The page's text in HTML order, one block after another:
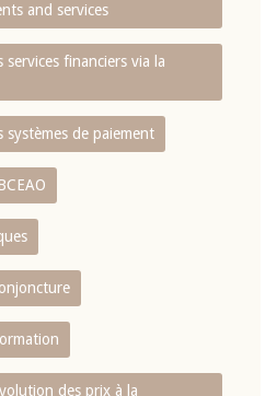
and services
financiers via la
systèmes de paiement
des prix à la